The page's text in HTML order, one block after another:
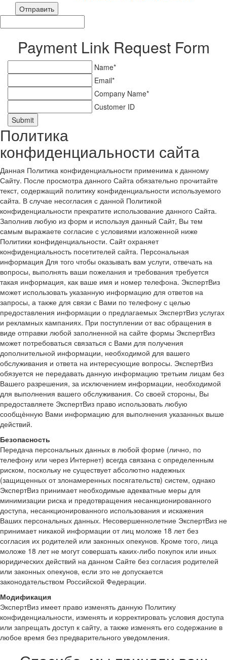
Отправить
Payment Link Request Form
Name*
Email*
Company Name*
Customer ID
Submit
Политика
конфиденциальности сайта
Данная Политика конфиденциальности применима к данному
Сайту. После просмотра данного Сайта обязательно прочитайте
текст, содержащий политику конфиденциальности используемого
сайта. В случае несогласия с данной Политикой
конфиденциальности прекратите использование данного Сайта.
Заполнив любую из форм и используя данный Сайт, Вы тем
самым выражаете согласие с условиями изложенной ниже
Политики конфиденциальности. Сайт охраняет
конфиденциальность посетителей сайта. Персональная
информация Для того чтобы оказывать вам услуги, отвечать на
вопросы, выполнять ваши пожелания и требования требуется
такая информация, как ваше имя и номер телефона. ЭкспертВиз
может использовать указанную информацию для ответов на
запросы, а также для связи с Вами по телефону с целью
предоставления информации о предлагаемых ЭкспертВиз услугах
и рекламных кампаниях. При поступлении от вас обращения в
виде отправки любой заполненной на сайте формы ЭкспертВиз
может потребоваться связаться с Вами для получения
дополнительной информации, необходимой для вашего
обслуживания и ответа на интересующие вопросы. ЭкспертВиз
обязуется не передавать данную информацию третьим лицам без
Вашего разрешения, за исключением информации, необходимой
для выполнения вашего обслуживания. Со своей стороны, Вы
предоставляете ЭкспертВиз право использовать любую
сообщѐнную Вами информацию для выполнения указанных выше
действий.
Безопасность
Передача персональных данных в любой форме (лично, по
телефону или через Интернет) всегда связана с определенным
риском, поскольку не существует абсолютно надежных
(защищенных от злонамеренных посягательств) систем, однако
ЭкспертВиз принимает необходимые адекватные меры для
минимизации риска и предотвращения несанкционированного
доступа, несанкционированного использования и искажения
Ваших персональных данных. Несовершеннолетние ЭкспертВиз не
принимает никакой информации от лиц моложе 18 лет без
согласия их родителей или законных опекунов. Кроме того, лица
моложе 18 лет не могут совершать каких-либо покупок или иных
юридических действий на данном Сайте без согласия родителей
или законных опекунов, если это не допускается
законодательством Российской Федерации.
Модификация
ЭкспертВиз имеет право изменять данную Политику
конфиденциальности, изменять и корректировать условия доступа
или запрещать доступ к сайту, а также изменять его содержание в
любое время без предварительного уведомления.